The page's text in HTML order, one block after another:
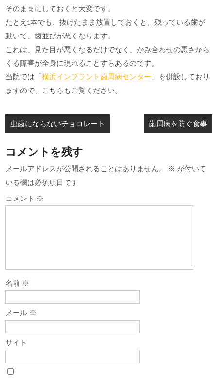
そのままにしておくと大変です。
たとえ1本でも、抜けたまま放置しておくと、残っている歯が
動いて、歯並びが悪くなります。
これは、見た目が悪くなるだけでなく、かみ合わせの悪さから
くる障害が全身に現れることすらあるのです。
当院では「横浜インプラント歯周病センター 」を併設しており
ますので、こちらもご覧ください。
投
稿
ナ
ビ
ゲ
ー
虫歯にならないチョコレート 歯周病を防ぐ食事
コメントを残す
メールアドレスが公開されることはありません。 ※ が付いて
いる欄は必須項目です
コメント ※
名前 ※
メール ※
サイト